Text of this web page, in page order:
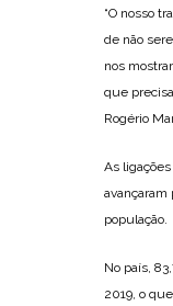
“O nosso
de não
nos
que
Rogério
As
avançaram
população.
No país,
2019, o